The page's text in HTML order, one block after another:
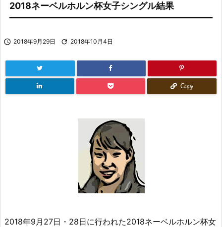
2018ネーベルホルン杯女子シングル結果
 2018年9月29日  2018年10月4日
Copy
2018年9月27日・28日に行われた2018ネーベルホルン杯女